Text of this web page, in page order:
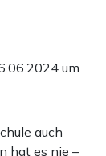
um
auch
hat es nie –